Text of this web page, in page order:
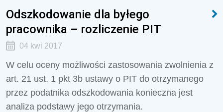
Odszkodowanie dla byłego
pracownika – rozliczenie PIT
04 kwi 2017
W celu oceny możliwości zastosowania zwolnienia z
art. 21 ust. 1 pkt 3b ustawy o PIT do otrzymanego
przez podatnika odszkodowania konieczna jest
analiza podstawy jego otrzymania.